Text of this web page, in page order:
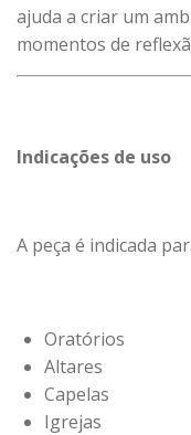
ajuda a criar um
momentos de
Indicações de uso
A peça é indicada
Oratórios
Altares
Capelas
Igrejas